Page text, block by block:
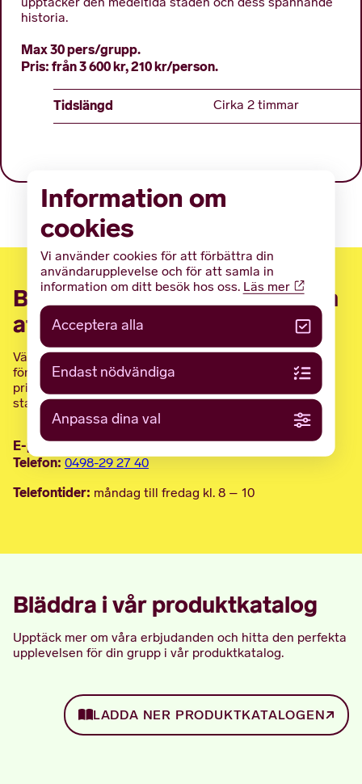
upptäcker den medeltida staden och dess spännande
historia.
Max 30 pers/grupp.
Pris: från 3 600 kr, 210 kr/person.
Tidslängd Cirka 2 timmar
Boka nu via e-post eller genom
att ringa oss
Välkommen att kontakta oss på telefon eller via e-post
för att boka din upplevelse idag. Obs! Detta gäller
privatbokade vandringar. Vill du följa med på en allmän
stadsvandring?
(Länk)
E-post:
Telefon: 0498-29 27 40
Telefontider: måndag till fredag kl. 8 – 10
Bläddra i vår produktkatalog
Upptäck mer om våra erbjudanden och hitta den perfekta
upplevelsen för din grupp i vår produktkatalog.
LADDA NER PRODUKTKATALOGEN
Information om
cookies
Vi använder cookies för att förbättra din
användarupplevelse och för att samla in
information om ditt besök hos oss. Läs mer
Acceptera alla
Endast nödvändiga
Anpassa dina val